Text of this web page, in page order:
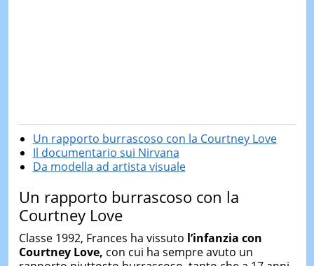
Un rapporto burrascoso con la Courtney Love
Il documentario sui Nirvana
Da modella ad artista visuale
Un rapporto burrascoso con la
Courtney Love
Classe 1992, Frances ha vissuto l’infanzia con
Courtney Love, con cui ha sempre avuto un